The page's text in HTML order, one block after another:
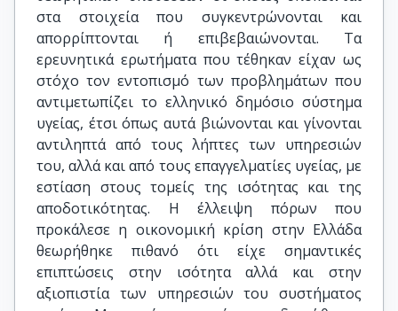
στα στοιχεία που συγκεντρώνονται και
απορρίπτονται ή επιβεβαιώνονται. Τα
ερευνητικά ερωτήματα που τέθηκαν είχαν ως
στόχο τον εντοπισμό των προβλημάτων που
αντιμετωπίζει το ελληνικό δημόσιο σύστημα
υγείας, έτσι όπως αυτά βιώνονται και γίνονται
αντιληπτά από τους λήπτες των υπηρεσιών
του, αλλά και από τους επαγγελματίες υγείας, με
εστίαση στους τομείς της ισότητας και της
αποδοτικότητας. Η έλλειψη πόρων που
προκάλεσε η οικονομική κρίση στην Ελλάδα
θεωρήθηκε πιθανό ότι είχε σημαντικές
επιπτώσεις στην ισότητα αλλά και στην
αξιοπιστία των υπηρεσιών του συστήματος